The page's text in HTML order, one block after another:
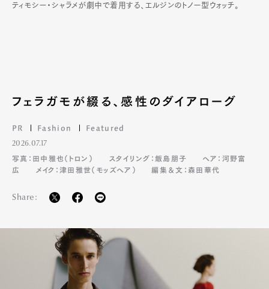
ティモシー・シャラメが劇中で着用する、エルジンのトノー型ウォッチ。
フェラガモが綴る、感性のダイアローグ
PR Fashion Featured
2026.07.17
写真：田中雅也（トロン）
スタイリング：飯島朋子
ヘア：河野富
広
メイク：津田雅世（モッズヘア） 編集＆文：森田華代
Share: